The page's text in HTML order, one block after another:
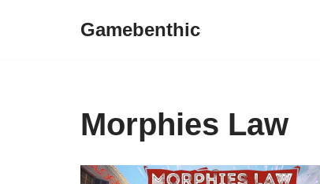
Gamebenthic
Morphies Law